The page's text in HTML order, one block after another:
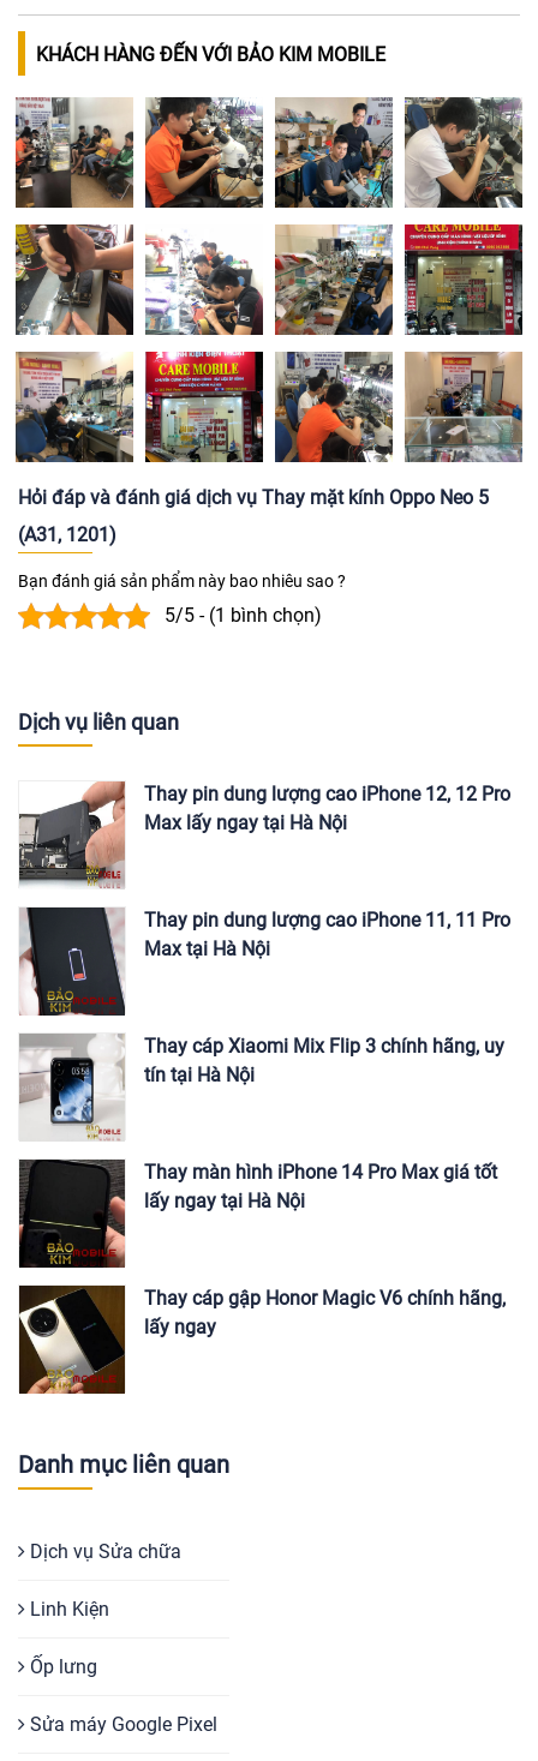
KHÁCH HÀNG ĐẾN VỚI BẢO KIM MOBILE
Hỏi đáp và đánh giá dịch vụ Thay mặt kính Oppo Neo 5
(A31, 1201)
Bạn đánh giá sản phẩm này bao nhiêu sao ?
5/5 - (1 bình chọn)
Dịch vụ liên quan
Thay pin dung lượng cao iPhone 12, 12 Pro
Max lấy ngay tại Hà Nội
Thay pin dung lượng cao iPhone 11, 11 Pro
Max tại Hà Nội
Thay cáp Xiaomi Mix Flip 3 chính hãng, uy
tín tại Hà Nội
Thay màn hình iPhone 14 Pro Max giá tốt
lấy ngay tại Hà Nội
Thay cáp gập Honor Magic V6 chính hãng,
lấy ngay
Danh mục liên quan
Dịch vụ Sửa chữa
Linh Kiện
Ốp lưng
Sửa máy Google Pixel